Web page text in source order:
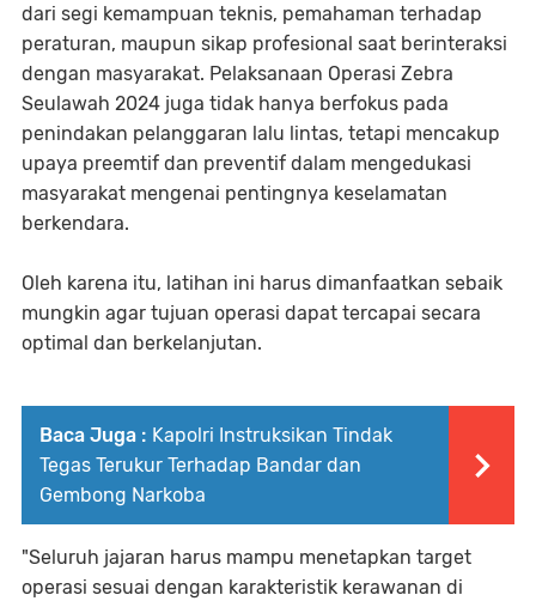
dari segi kemampuan teknis, pemahaman terhadap
peraturan, maupun sikap profesional saat berinteraksi
dengan masyarakat. Pelaksanaan Operasi Zebra
Seulawah 2024 juga tidak hanya berfokus pada
penindakan pelanggaran lalu lintas, tetapi mencakup
upaya preemtif dan preventif dalam mengedukasi
masyarakat mengenai pentingnya keselamatan
berkendara.
Oleh karena itu, latihan ini harus dimanfaatkan sebaik
mungkin agar tujuan operasi dapat tercapai secara
optimal dan berkelanjutan.
Baca Juga : Kapolri Instruksikan Tindak
Tegas Terukur Terhadap Bandar dan
Gembong Narkoba
"Seluruh jajaran harus mampu menetapkan target
operasi sesuai dengan karakteristik kerawanan di